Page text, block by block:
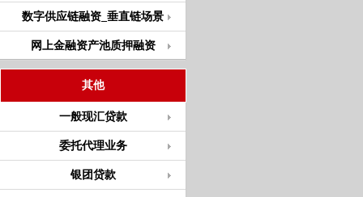
数字供应链融资_垂直链场景
网上金融资产池质押融资
其他
一般现汇贷款
委托代理业务
银团贷款